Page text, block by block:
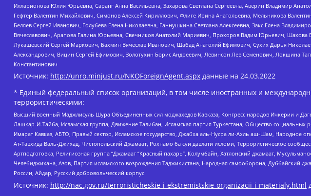
Илларионова Юлия Юрьевна, Саранг Анна Васильевна, Захарова Светлана Сергеевна, Аверин Владимир
Гефтер Валентин Михайлович, Симонов Алексей Кириллович, Флиге Ирина Анатольевна, Мельникова
Беляев Сергей Иванович, Голубева Елена Николаевна, Ганнушкина Светлана Алексеевна, Закс Елена
Вячеславович, Арапова Галина Юрьевна, Свечников Анатолий Мариевич, Прохоров Вадим Юрьевич, Шахова
Лукашевский Сергей Маркович, Бахмин Вячеслав Иванович, Шабад Анатолий Ефимович, Сухих Дарья
Александрович, Вицин Сергей Ефимович, Золотухин Борис Андреевич, Левинсон Лев Семенович, Локшина
Константинович
Источник: http://unro.minjust.ru/NKOForeignAgent.aspx данные на 24.03.2022
* Единый федеральный список организаций, в том числе иностранных и
террористическими:
Высший военный Маджлисуль Шура Объединенных сил моджахедов Кавказа, Конгресс народов Ичкерии и
Лашкар-И-Тайба, Исламская группа, Движение Талибан, Исламская партия Туркестана, Общество
Имарат Кавказ, АБТО, Правый сектор, Исламское государство, Джабха аль-Нусра ли-Ахль аш-Шам,
Ат-Тавхида Валь-Джихад, Чистопольский Джамаат, Рохнамо ба суи давлати исломи, Террористическое
Артподготовка, Религиозная группа “Джамаат “Красный пахарь”, Колумбайн, Хатлонский джамаат,
Челебиджихана, Азов, Партия исламского возрождения Таджикистана, Народная самооборона, Дуббайский
России, Айдар, Русский добровольческий корпус
Источник: http://nac.gov.ru/terroristicheskie-i-ekstremistskie-organizacii-i-materialy.html